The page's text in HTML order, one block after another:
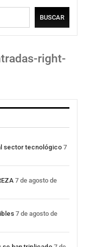
BUSCAR
right-
sector tecnológico 7
7 de agosto de
7 de agosto de